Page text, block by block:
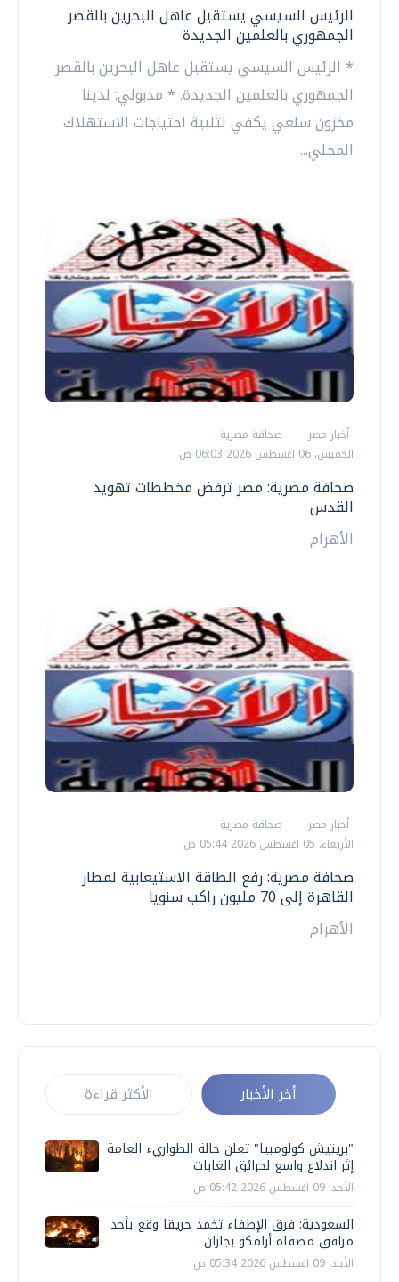
الرئيس السيسي يستقبل عاهل البحرين بالقصر
الجمهوري بالعلمين الجديدة
* الرئيس السيسي يستقبل عاهل البحرين بالقصر
الجمهوري بالعلمين الجديدة. * مدبولي: لدينا
مخزون سلعي يكفي لتلبية احتياجات الاستهلاك
المحلي...
أخبار مصر
صحافة مصرية
الخميس، 06 اغسطس 2026 06:03 ص
صحافة مصرية: مصر ترفض مخططات تهويد
القدس
الأهرام
أخبار مصر
صحافة مصرية
الأربعاء، 05 اغسطس 2026 05:44 ص
صحافة مصرية: رفع الطاقة الاستيعابية لمطار
القاهرة إلى 70 مليون راكب سنويا
الأهرام
أخر الأخبار الأكثر قراءة
"بريتيش كولومبيا" تعلن حالة الطواريء العامة
إثر اندلاع واسع لحرائق الغابات
الأحد، 09 اغسطس 2026 05:42 ص
السعودية: فرق الإطفاء تخمد حريقا وقع بأحد
مرافق مصفاة أرامكو بجازان
الأحد، 09 اغسطس 2026 05:34 ص